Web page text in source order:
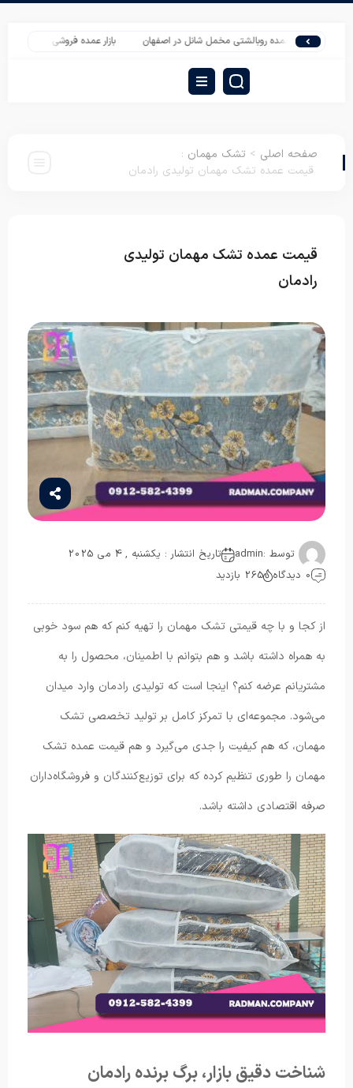
عمده روبالشتی مخمل شانل در اصفهان بازار عمده فروشی انواع پتو ترولاو خارجی
صفحه اصلی > تشک مهمان :
قیمت عمده تشک مهمان تولیدی رادمان
قیمت عمده تشک مهمان تولیدی
رادمان
توسط :admin
تاریخ انتشار : یکشنبه , 4 می 2025
0 دیدگاه
265 بازدید
از کجا و با چه قیمتی تشک مهمان را تهیه کنم که هم سود خوبی
به همراه داشته باشد و هم بتوانم با اطمینان، محصول را به
مشتریانم عرضه کنم؟ اینجا است که تولیدی رادمان وارد میدان
می‌شود. مجموعه‌ای با تمرکز کامل بر تولید تخصصی تشک
مهمان، که هم کیفیت را جدی می‌گیرد و هم قیمت عمده تشک
مهمان را طوری تنظیم کرده که برای توزیع‌کنندگان و فروشگاه‌داران
صرفه اقتصادی داشته باشد.
شناخت دقیق بازار، برگ برنده رادمان